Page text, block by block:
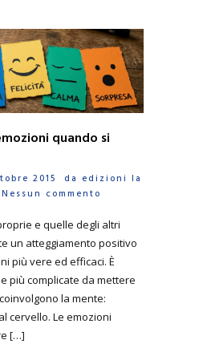
quando si
2015 da edizioni la
Nessun commento
e quelle degli altri
un atteggiamento positivo
più vere ed efficaci. È
più complicate da mettere
la mente:
cervello. Le emozioni
[…]